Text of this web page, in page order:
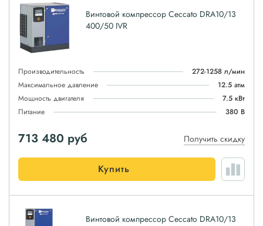
Винтовой компрессор Ceccato DRA10/13
400/50 IVR
Производительность
272-1258 л/мин
Максимальное давление
12.5 атм
Мощность двигателя
7.5 кВт
Питание
380 В
713 480 руб Получить скидку
Купить
Винтовой компрессор Ceccato DRA10/13